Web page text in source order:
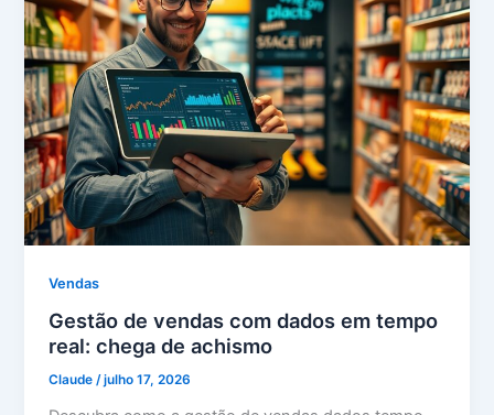
Vendas
Gestão de vendas com dados em tempo
real: chega de achismo
Claude/julho 17, 2026